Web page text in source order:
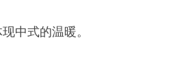
中式的温暖。